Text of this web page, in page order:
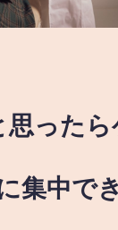
思った
集中で